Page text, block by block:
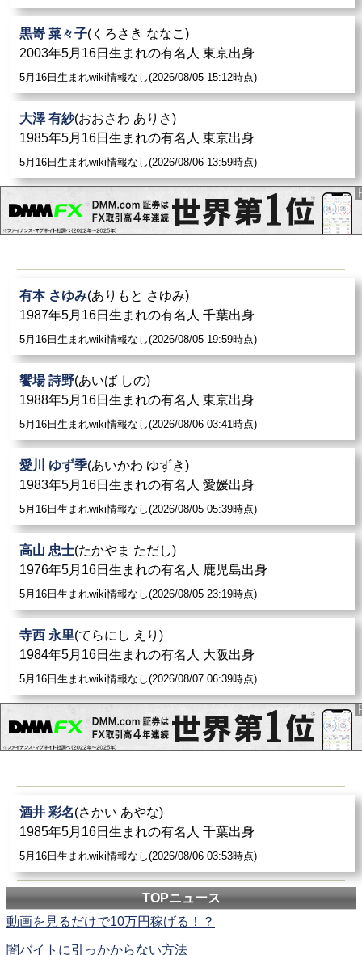
黒嵜 菜々子(くろさき ななこ)
2003年5月16日生まれの有名人 東京出身
5月16日生まれwiki情報なし(2026/08/05 15:12時点)
大澤 有紗(おおさわ ありさ)
1985年5月16日生まれの有名人 東京出身
5月16日生まれwiki情報なし(2026/08/06 13:59時点)
有本 さゆみ(ありもと さゆみ)
1987年5月16日生まれの有名人 千葉出身
5月16日生まれwiki情報なし(2026/08/05 19:59時点)
饗場 詩野(あいば しの)
1988年5月16日生まれの有名人 東京出身
5月16日生まれwiki情報なし(2026/08/06 03:41時点)
愛川 ゆず季(あいかわ ゆずき)
1983年5月16日生まれの有名人 愛媛出身
5月16日生まれwiki情報なし(2026/08/05 05:39時点)
高山 忠士(たかやま ただし)
1976年5月16日生まれの有名人 鹿児島出身
5月16日生まれwiki情報なし(2026/08/05 23:19時点)
寺西 永里(てらにし えり)
1984年5月16日生まれの有名人 大阪出身
5月16日生まれwiki情報なし(2026/08/07 06:39時点)
酒井 彩名(さかい あやな)
1985年5月16日生まれの有名人 千葉出身
5月16日生まれwiki情報なし(2026/08/06 03:53時点)
TOPニュース
動画を見るだけで10万円稼げる！？
闇バイトに引っかからない方法